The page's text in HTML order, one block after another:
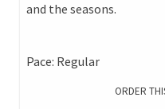
and the seasons.
Pace: Regular
ORDER